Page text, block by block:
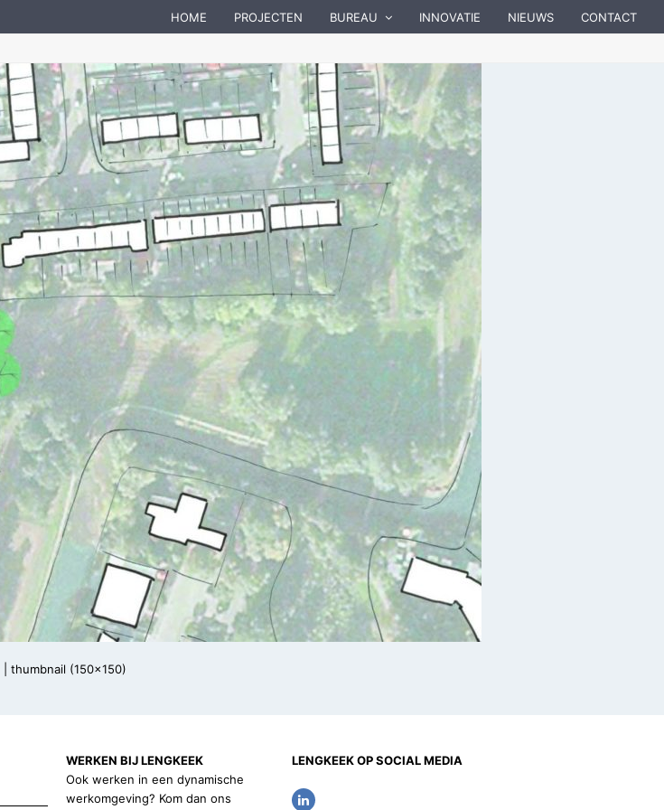
HOME PROJECTEN BUREAU INNOVATIE NIEUWS CONTACT
thumbnail (150x150)
WERKEN BIJ LENGKEEK
Ook werken in een dynamische
werkomgeving? Kom dan ons
LENGKEEK OP SOCIAL MEDIA
L